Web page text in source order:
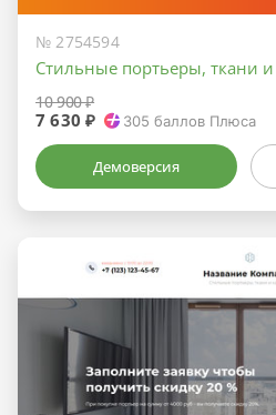
№ 2754594
Стильные портьеры, ткани
10 900 ₽
7 630 ₽ 305 баллов Плюса
Демоверсия